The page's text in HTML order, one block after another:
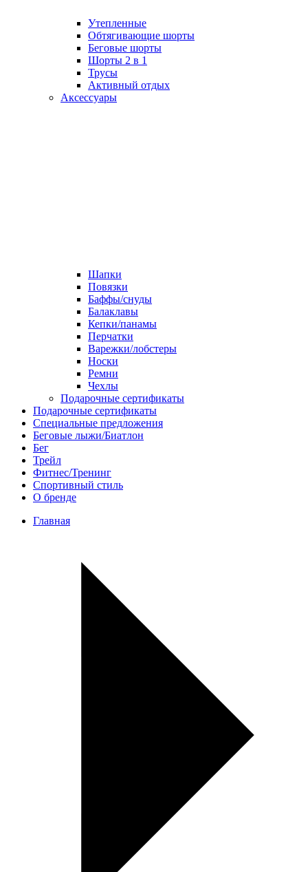
Утепленные
Обтягивающие шорты
Беговые шорты
Шорты 2 в 1
Трусы
Активный отдых
Аксессуары
Шапки
Повязки
Баффы/снуды
Балаклавы
Кепки/панамы
Перчатки
Варежки/лобстеры
Носки
Ремни
Чехлы
Подарочные сертификаты
Подарочные сертификаты
Специальные предложения
Беговые лыжи/Биатлон
Бег
Трейл
Фитнес/Тренинг
Спортивный стиль
О бренде
Главная